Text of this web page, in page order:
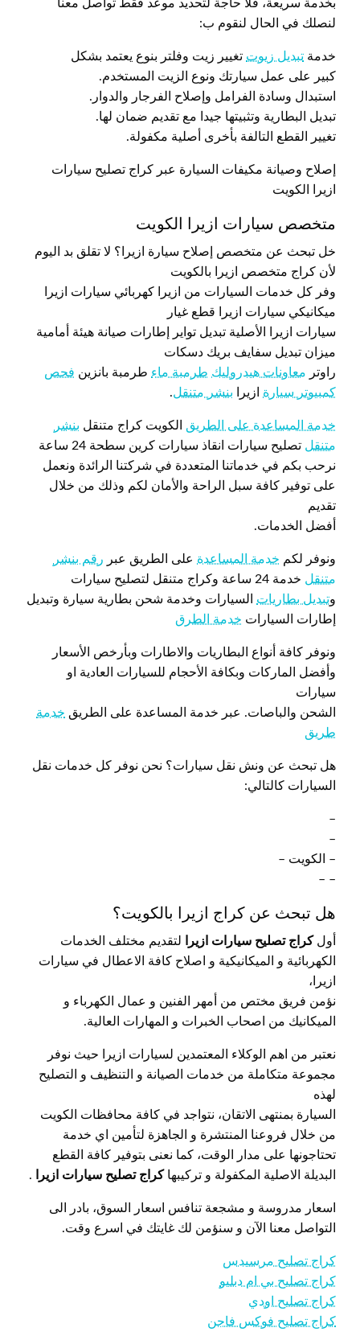
بخدمة سريعة، فلا حاجة لتحديد موعد فقط تواصل معنا
لنصلك في الحال لنقوم ب:
خدمة تبديل زيوت تغيير زيت وفلتر بنوع يعتمد بشكل
كبير على عمل سيارتك ونوع الزيت المستخدم.
استبدال وسادة الفرامل وإصلاح الفرجار والدوار.
تبديل البطارية وتثبيتها جيدا مع تقديم ضمان لها.
تغيير القطع التالفة بأخرى أصلية مكفولة.
إصلاح وصيانة مكيفات السيارة عبر كراج تصليح سيارات
ازيرا الكويت
متخصص سيارات ازيرا الكويت
خل تبحث عن متخصص إصلاح سيارة ازيرا؟ لا تقلق بد اليوم
لأن كراج متخصص ازيرا بالكويت
وفر كل خدمات السيارات من ازيرا كهربائي سيارات ازيرا
ميكانيكي سيارات ازيرا قطع غيار
سيارات ازيرا الأصلية تبديل تواير إطارات صيانة هيئة أمامية
ميزان تبديل سفايف بريك دسكات
راوتر معاونات هيدروليك طرمبة ماء طرمبة بانزين فحص
كمبيوتر سيارة ازيرا بنشر متنقل.
خدمة المساعدة على الطريق الكويت كراج متنقل بنشر
متنقل تصليح سيارات انقاذ سيارات كرين سطحة 24 ساعة
نرحب بكم في خدماتنا المتعددة في شركتنا الرائدة ونعمل
على توفير كافة سبل الراحة والأمان لكم وذلك من خلال
تقديم
أفضل الخدمات.
ونوفر لكم خدمة المساعدة على الطريق عبر رقم بنشر
متنقل خدمة 24 ساعة وكراج متنقل لتصليح سيارات
وتبديل بطاريات السيارات وخدمة شحن بطارية سيارة وتبديل
إطارات السيارات خدمة الطرق
ونوفر كافة أنواع البطاريات والاطارات وبأرخص الأسعار
وأفضل الماركات وبكافة الأحجام للسيارات العادية او
سيارات
الشحن والباصات. عبر خدمة المساعدة على الطريق خدمة
طريق
هل تبحث عن ونش نقل سيارات؟ نحن نوفر كل خدمات نقل
السيارات كالتالي:
–
–
– الكويت –
– –
هل تبحث عن كراج ازيرا بالكويت؟
أول كراج تصليح سيارات ازيرا
لتقديم مختلف الخدمات
الكهربائية و الميكانيكية و اصلاح كافة الاعطال في سيارات
ازيرا،
نؤمن فريق مختص من أمهر الفنين و عمال الكهرباء و
الميكانيك من اصحاب الخبرات و المهارات العالية.
نعتبر من اهم الوكلاء المعتمدين لسيارات ازيرا حيث نوفر
مجموعة متكاملة من خدمات الصيانة و التنظيف و التصليح
لهذه
السيارة بمنتهى الاتقان، نتواجد في كافة محافظات الكويت
من خلال فروعنا المنتشرة و الجاهزة لتأمين اي خدمة
تحتاجونها على مدار الوقت، كما نعنى بتوفير كافة القطع
البديلة الاصلية المكفولة و تركيبها كراج تصليح سيارات ازيرا .
اسعار مدروسة و مشجعة تنافس اسعار السوق، بادر الى
التواصل معنا الآن و سنؤمن لك غايتك في اسرع وقت.
كراج تصليح مرسيدس
كراج تصليح بي ام دبليو
كراج تصليح اودي
كراج تصليح فوكس فاجن